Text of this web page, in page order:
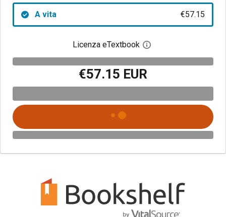
A vita €57.15
Licenza eTextbook Apri la finestra di
€57.15 EUR